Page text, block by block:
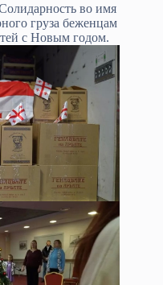
во имя
груза беженцам
с Новым годом.